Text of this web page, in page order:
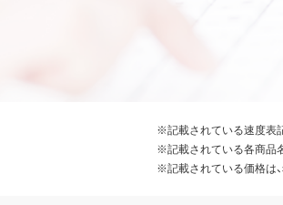
※記載されている速度表
※記載されている各商品
※記載されている価格は